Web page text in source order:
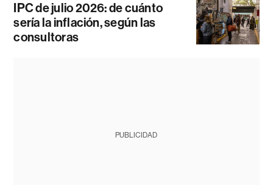
IPC de julio 2026: de cuánto
sería la inflación, según las
consultoras
PUBLICIDAD